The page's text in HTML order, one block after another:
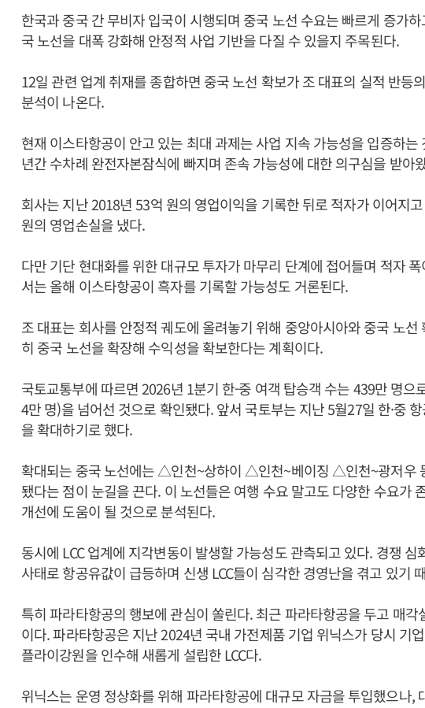
한국과 중국 간 무비자 입국이 시행되며 중국 노선 수요는 빠르게 증가
국 노선을 대폭 강화해 안정적 사업 기반을 다질 수 있을지 주목된다.
12일 관련 업계 취재를 종합하면 중국 노선 확보가 조 대표의 실적 반등
분석이 나온다.
현재 이스타항공이 안고 있는 최대 과제는 사업 지속 가능성을 입증하는
년간 수차례 완전자본잠식에 빠지며 존속 가능성에 대한 의구심을 받아
회사는 지난 2018년 53억 원의 영업이익을 기록한 뒤로 적자가 이어지
원의 영업손실을 냈다.
다만 기단 현대화를 위한 대규모 투자가 마무리 단계에 접어들며 적자
서는 올해 이스타항공이 흑자를 기록할 가능성도 거론된다.
조 대표는 회사를 안정적 궤도에 올려놓기 위해 중앙아시아와 중국 노선
히 중국 노선을 확장해 수익성을 확보한다는 계획이다.
국토교통부에 따르면 2026년 1분기 한-중 여객 탑승객 수는 439만 명으
4만 명)을 넘어선 것으로 확인됐다. 앞서 국토부는 지난 5월27일 한·중
을 확대하기로 했다.
확대되는 중국 노선에는 △인천~상하이 △인천~베이징 △인천~광저우
됐다는 점이 눈길을 끈다. 이 노선들은 여행 수요 말고도 다양한 수요가
개선에 도움이 될 것으로 분석된다.
동시에 LCC 업계에 지각변동이 발생할 가능성도 관측되고 있다. 경쟁 심
사태로 항공유값이 급등하며 신생 LCC들이 심각한 경영난을 겪고 있기
특히 파라타항공의 행보에 관심이 쏠린다. 최근 파라타항공을 두고 매각
이다. 파라타항공은 지난 2024년 국내 가전제품 기업 위닉스가 당시 기
플라이강원을 인수해 새롭게 설립한 LCC다.
위닉스는 운영 정상화를 위해 파라타항공에 대규모 자금을 투입했으나,